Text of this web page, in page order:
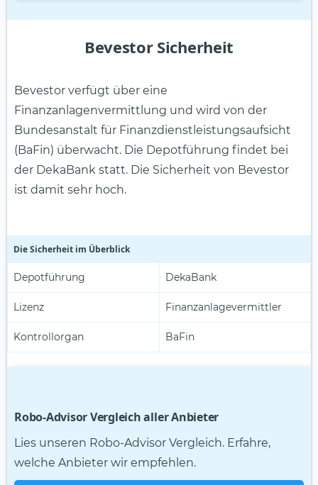
Bevestor Sicherheit
Bevestor verfügt über eine
Finanzanlagenvermittlung und wird von der
Bundesanstalt für Finanzdienstleistungsaufsicht
(BaFin) überwacht. Die Depotführung findet bei
der DekaBank statt. Die Sicherheit von Bevestor
ist damit sehr hoch.
Die Sicherheit im Überblick
Depotführung DekaBank
Lizenz Finanzanlagevermittler
Kontrollorgan BaFin
Robo-Advisor Vergleich aller Anbieter
Lies unseren Robo-Advisor Vergleich. Erfahre,
welche Anbieter wir empfehlen.